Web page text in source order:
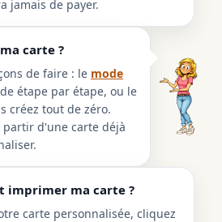
jamais de payer.
carte ?
de faire : le mode
étape par étape, ou le
créez tout de zéro.
partir d'une carte déjà
imprimer ma carte ?
carte personnalisée, cliquez